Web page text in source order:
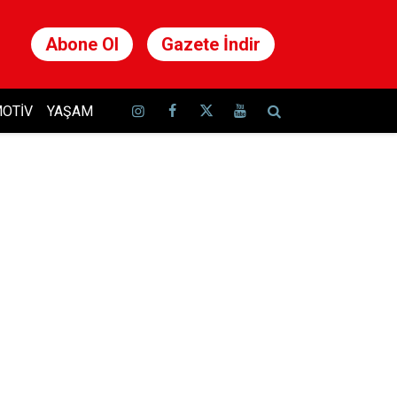
Abone Ol Gazete İndir
YAŞAM